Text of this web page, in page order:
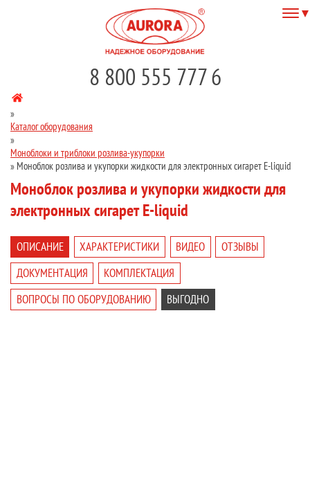
8 800 555 777 6
»
Каталог оборудования
»
Моноблоки и триблоки розлива-укупорки
» Моноблок розлива и укупорки жидкости для электронных сигарет E-liquid
Моноблок розлива и укупорки жидкости для
электронных сигарет E-liquid
ОПИСАНИЕ ХАРАКТЕРИСТИКИ ВИДЕО
ОТЗЫВЫ
ДОКУМЕНТАЦИЯ
КОМПЛЕКТАЦИЯ
ВОПРОСЫ ПО ОБОРУДОВАНИЮ
ВЫГОДНО